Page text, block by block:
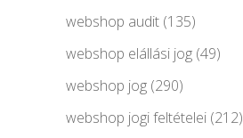
webshop audit (135)
webshop elállási jog (49)
webshop jog (290)
webshop jogi feltételei (212)